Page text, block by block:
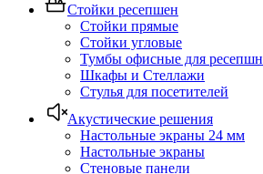
Стойки ресепшен
Стойки прямые
Стойки угловые
Тумбы офисные для ресепшн
Шкафы и Стеллажи
Стулья для посетителей
Акустические решения
Настольные экраны 24 мм
Настольные экраны
Стеновые панели